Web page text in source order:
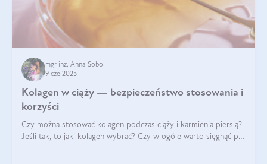
mgr inż. Anna Sobol
9 cze 2025
Kolagen w ciąży — bezpieczeństwo stosowania i
korzyści
Czy można stosować kolagen podczas ciąży i karmienia piersią?
Jeśli tak, to jaki kolagen wybrać? Czy w ogóle warto sięgnąć po